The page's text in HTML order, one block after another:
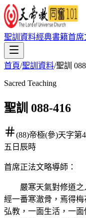
聖訓資料經典書籍首席
首頁/聖訓資料/聖訓
Sacred Teaching
聖訓 088-416
(88)帝極(參)天字第
五日辰時
首席正法文略導師 ：
嚴寒天氣對修道之
經一番寒澈骨，焉得
弘教，一面生活，一